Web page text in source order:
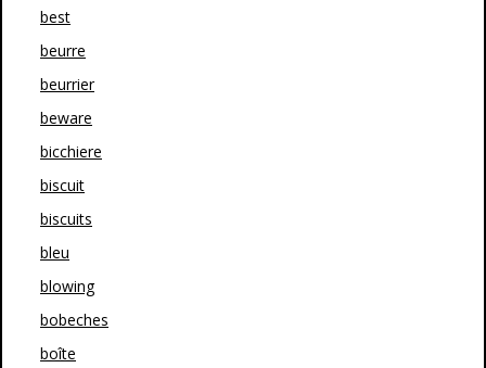
best
beurre
beurrier
beware
bicchiere
biscuit
biscuits
bleu
blowing
bobeches
boîte